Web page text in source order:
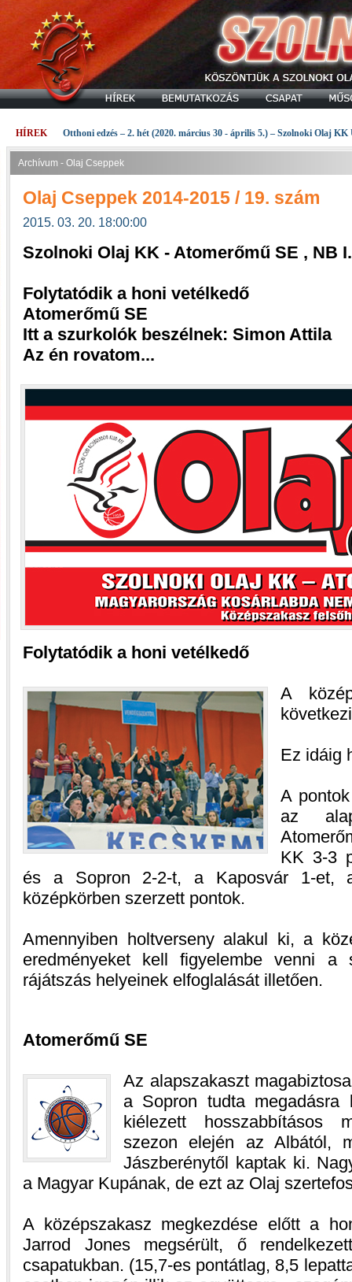
HÍREK Otthoni edzés – 2. hét (2020. március 30 - április 5.) – Szolnoki Olaj KK
Archívum - Olaj Cseppek
Olaj Cseppek 2014-2015 / 19. szám
2015. 03. 20. 18:00:00
Szolnoki Olaj KK - Atomerőmű SE , NB
Folytatódik a honi vetélkedő
Atomerőmű SE
Itt a szurkolók beszélnek: Simon Attila
Az én rovatom...
Folytatódik a honi vetélkedő
A
Ez idáig
A
az
KK 3-3
és a Sopron 2-2-t, a Kaposvár 1-et,
középkörben szerzett pontok.
Amennyiben holtverseny alakul ki, a
eredményeket kell figyelembe venni a
rájátszás helyeinek elfoglalását illetően.
Atomerőmű SE
Az alapszakaszt
a Sopron tudta megadásra
kiélezett hosszabbításos
szezon elején az Albától,
Jászberénytől kaptak ki.
a Magyar Kupának, de ezt az Olaj
A középszakasz megkezdése előtt a
Jarrod Jones megsérült, ő
csapatukban. (15,7-es pontátlag, 8,5